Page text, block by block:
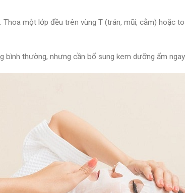
một lớp đều trên vùng T (trán, mũi, cằm) hoặc
thường, nhưng cần bổ sung kem dưỡng ẩm